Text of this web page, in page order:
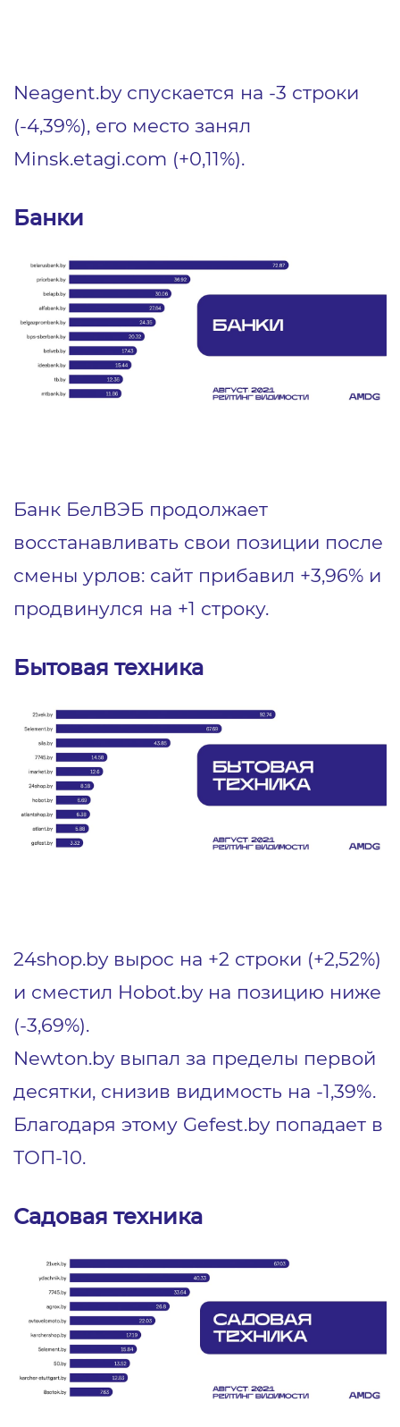
Neagent.by спускается на -3 строки
(-4,39%), его место занял
Minsk.etagi.com (+0,11%).
Банки
Банк БелВЭБ продолжает
восстанавливать свои позиции после
смены урлов: сайт прибавил +3,96% и
продвинулся на +1 строку.
Бытовая техника
24shop.by вырос на +2 строки (+2,52%)
и сместил Hobot.by на позицию ниже
(-3,69%).
Newton.by выпал за пределы первой
десятки, снизив видимость на -1,39%.
Благодаря этому Gefest.by попадает в
ТОП-10.
Садовая техника